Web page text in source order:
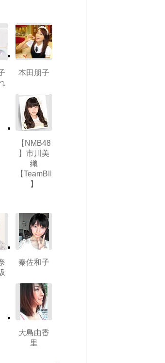
本田朋子
【NMB48
】市川美
織
【TeamBII
】
秦佐和子
大島由香
里